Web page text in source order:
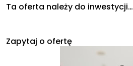
Ta oferta należy do inwestycji…
Zapytaj o ofertę